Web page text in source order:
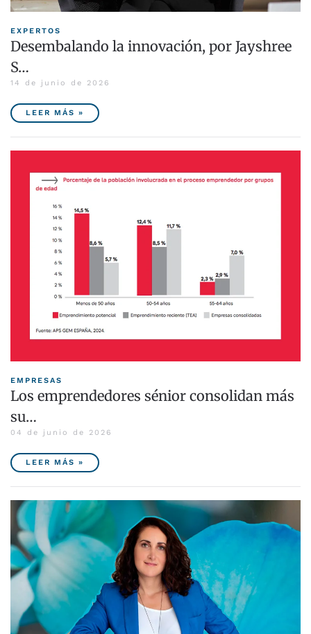
EXPERTOS
Desembalando la innovación, por Jayshree
S…
14 de junio de 2026
LEER MÁS »
EMPRESAS
Los emprendedores sénior consolidan más
su…
04 de junio de 2026
LEER MÁS »